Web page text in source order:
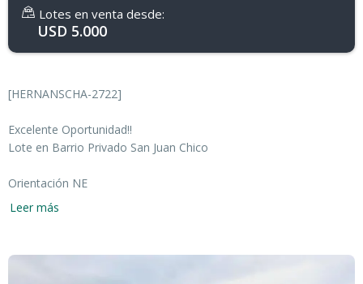
Lotes en venta desde:
USD 5.000
[HERNANSCHA-2722]
Excelente Oportunidad!!
Lote en Barrio Privado San Juan Chico
Orientación NE
San Juan Chico, ubicado en el corazón de Hudson, se encuentra
Leer más